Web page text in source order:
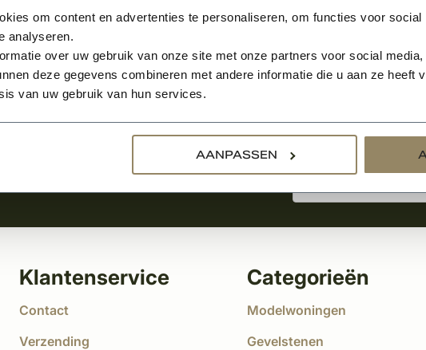
om content en advertenties te personaliseren, om functies voor
analyseren.
over uw gebruik van onze site met onze partners voor social
deze gegevens combineren met andere informatie die u aan ze heeft
van uw gebruik van hun services.
AANPASSEN
laatste nieuws
Aanmelden voor de
Klantenservice
Contact
Verzending
Categorieën
Modelwoningen
Gevelstenen